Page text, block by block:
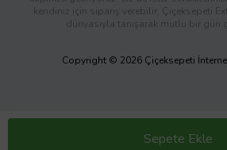
Sepete Ekle
kendiniz için sipariş verebilir; Çiçeksepeti
dünyasıyla tanışarak mutlu bir gün
Copyright © 2026 Çiçeksepeti